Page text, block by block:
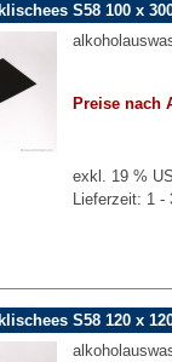
S58 100 x
Preise nach
exkl. 19 %
Lieferzeit: 1 -
S58 120 x